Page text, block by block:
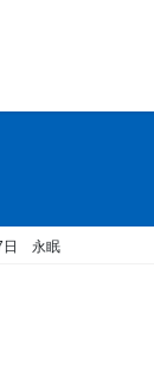
日 永眠